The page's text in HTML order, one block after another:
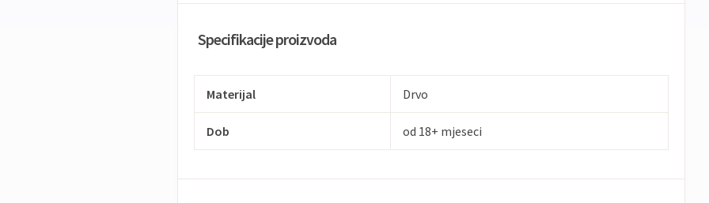
Specifikacije proizvoda
Materijal Drvo
Dob od 18+ mjeseci